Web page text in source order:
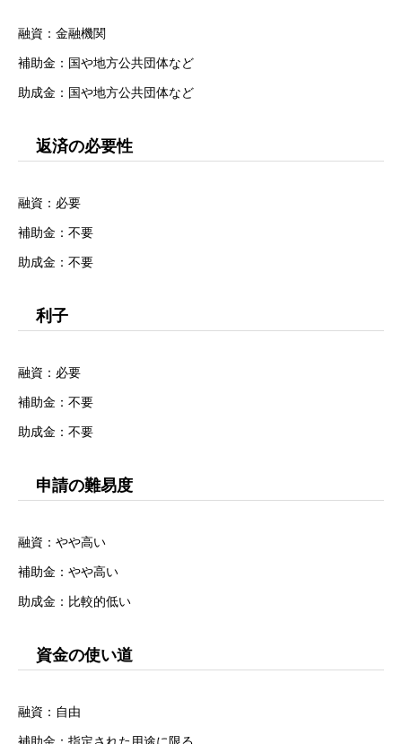
融資：金融機関
補助金：国や地方公共団体など
助成金：国や地方公共団体など
返済の必要性
融資：必要
補助金：不要
助成金：不要
利子
融資：必要
補助金：不要
助成金：不要
申請の難易度
融資：やや高い
補助金：やや高い
助成金：比較的低い
資金の使い道
融資：自由